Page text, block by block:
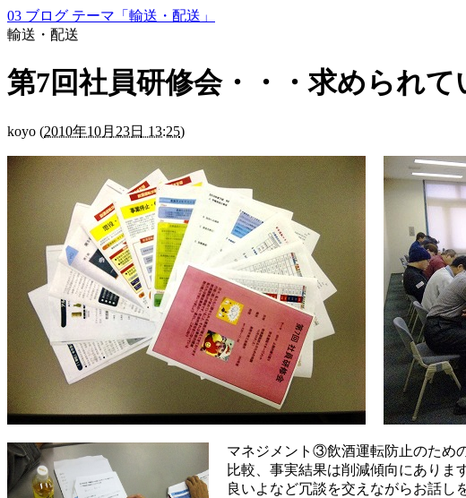
03 ブログ テーマ「輸送・配送」
輸送・配送
第7回社員研修会・・・求められて
koyo (2010年10月23日 13:25)
マネジメント③飲酒運転防止のため
比較、事実結果は削減傾向にありま
良いよなど冗談を交えながらお話